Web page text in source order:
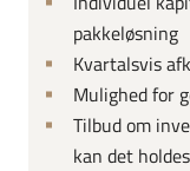
pakkeløsning
Kvartalsvis
Mulighed for
Tilbud om
kan det